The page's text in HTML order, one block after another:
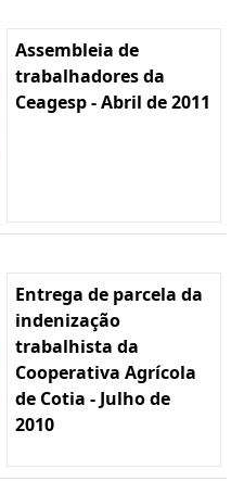
Assembleia de
trabalhadores da
Ceagesp - Abril de 2011
Entrega de parcela da
indenização
trabalhista da
Cooperativa Agrícola
de Cotia - Julho de
2010